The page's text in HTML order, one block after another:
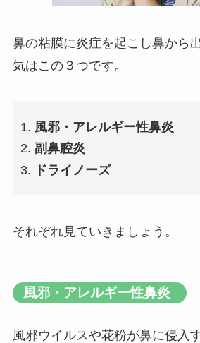
鼻の粘膜に炎症を起こし鼻から
気はこの３つです。
風邪・アレルギー性鼻炎
副鼻腔炎
ドライノーズ
それぞれ見ていきましょう。
風邪・アレルギー性鼻炎
風邪ウイルスや花粉が鼻に侵入